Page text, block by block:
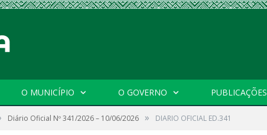
O MUNICÍPIO O GOVERNO PUBLICAÇÕES
Diário Oficial Nº 341/2026 – 10/06/2026 » DIARIO OFICIAL ED.341